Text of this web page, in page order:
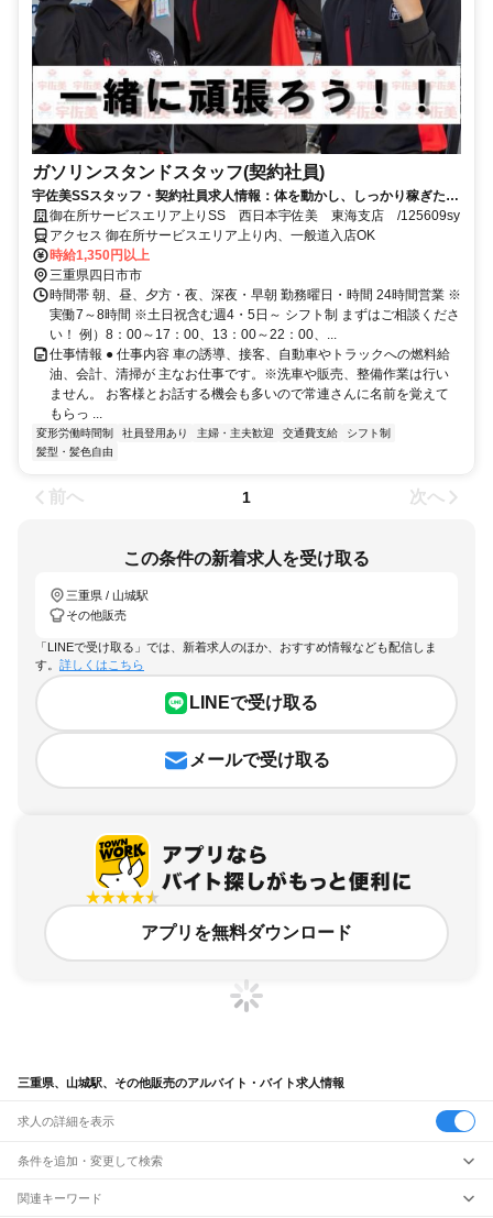
ガソリンスタンドスタッフ​(契約社員)
宇佐美SSスタッフ・契約社員求人情報：体を動かし、しっかり稼ぎたい
方におススメ！
御在所サービスエリア上りSS 西日本宇佐美 東海支店 /125609sy
アクセス 御在所サービスエリア上り内、一般道入店OK
時給1,350円以上
三重県四日市市
時間帯 朝、昼、夕方・夜、深夜・早朝 勤務曜日・時間 24時間営業 ※
実働7～8時間 ※土日祝含む週4・5日～ シフト制 まずはご相談くださ
い！ 例）8：00～17：00、13：00～22：00、...
仕事情報 ● 仕事内容 車の誘導、接客、自動車やトラックへの燃料給
油、会計、清掃が 主なお仕事です。※洗車や販売、整備作業は行い
ません。 お客様とお話する機会も多いので常連さんに名前を覚えて
もらっ ...
変形労働時間制 社員登用あり 主婦・主夫歓迎 交通費支給
シフト制
髪型・髪色自由
前へ 1 次へ
この条件の新着求人を受け取る
三重県 / 山城駅
その他販売
「LINEで受け取る」では、新着求人のほか、おすすめ情報なども配信しま
す。 詳しくはこちら
LINEで受け取る
メールで受け取る
アプリを無料ダウンロード
三重県、山城駅、その他販売のアルバイト・バイト求人情報
求人の詳細を表示
条件を追加・変更して検索
市区町村を追加・変更
関連キーワード